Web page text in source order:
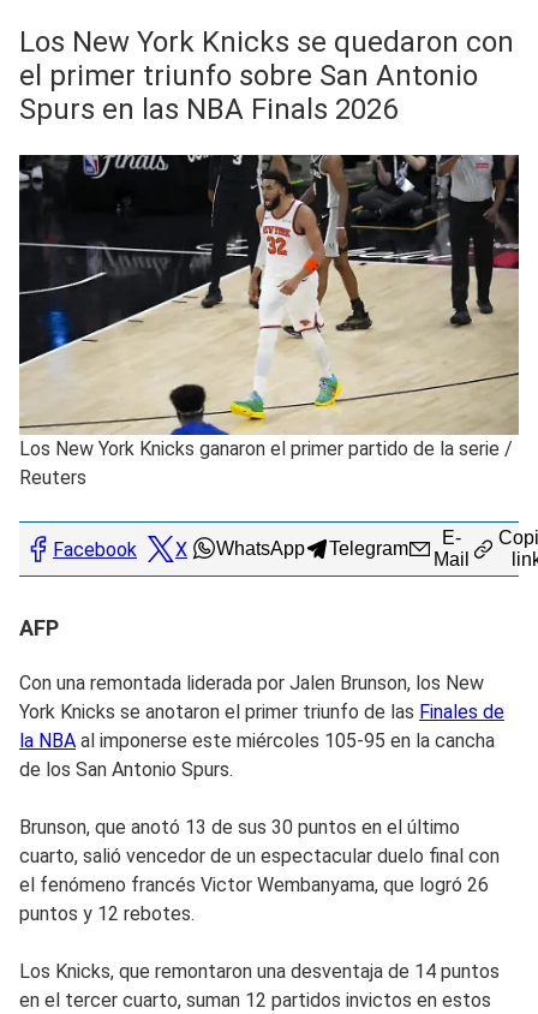
Los New York Knicks se quedaron con
el primer triunfo sobre San Antonio
Spurs en las NBA Finals 2026
Los New York Knicks ganaron el primer partido de la serie /
Reuters
Facebook X WhatsApp Telegram
E-
Mail
AFP
Con una remontada liderada por Jalen Brunson, los New
York Knicks se anotaron el primer triunfo de las Finales de
la NBA al imponerse este miércoles 105-95 en la cancha
de los San Antonio Spurs.
Brunson, que anotó 13 de sus 30 puntos en el último
cuarto, salió vencedor de un espectacular duelo final con
el fenómeno francés Victor Wembanyama, que logró 26
puntos y 12 rebotes.
Los Knicks, que remontaron una desventaja de 14 puntos
en el tercer cuarto, suman 12 partidos invictos en estos